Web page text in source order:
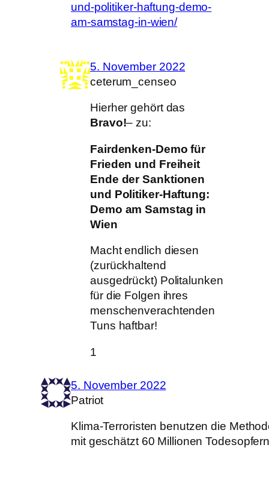
und-politiker-haftung-demo-
am-samstag-in-wien/
5. November 2022
ceterum_censeo
Hierher gehört das
Bravo!– zu:
Fairdenken-Demo für
Frieden und Freiheit
Ende der Sanktionen
und Politiker-Haftung:
Demo am Samstag in
Wien
Macht endlich diesen
(zurückhaltend
ausgedrückt) Politalunken
für die Folgen ihres
menschenverachtenden
Tuns haftbar!
1
5. November 2022
Patriot
Klima-Terroristen benutzen die
mit geschätzt 60 Millionen